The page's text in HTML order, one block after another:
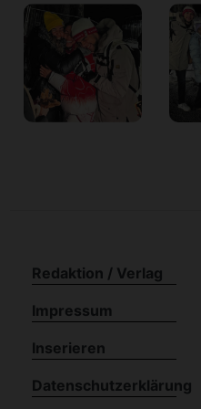
Redaktion / Verlag
Impressum
Inserieren
Datenschutzerklärung